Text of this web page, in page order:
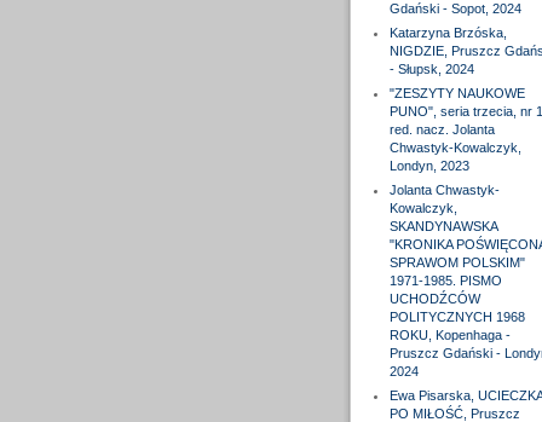
Gdański - Sopot, 2024
Katarzyna Brzóska,
NIGDZIE, Pruszcz
- Słupsk, 2024
"ZESZYTY NAUKOWE
PUNO", seria trzecia, nr
red. nacz. Jolanta
Chwastyk-Kowalczyk,
Londyn, 2023
Jolanta Chwastyk-
Kowalczyk,
SKANDYNAWSKA
"KRONIKA
SPRAWOM POLSKIM"
1971-1985. PISMO
UCHODŹCÓW
POLITYCZNYCH 1968
ROKU, Kopenhaga -
Pruszcz Gdański -
2024
Ewa Pisarska, UCIECZKA
PO MIŁOŚĆ, Pruszcz